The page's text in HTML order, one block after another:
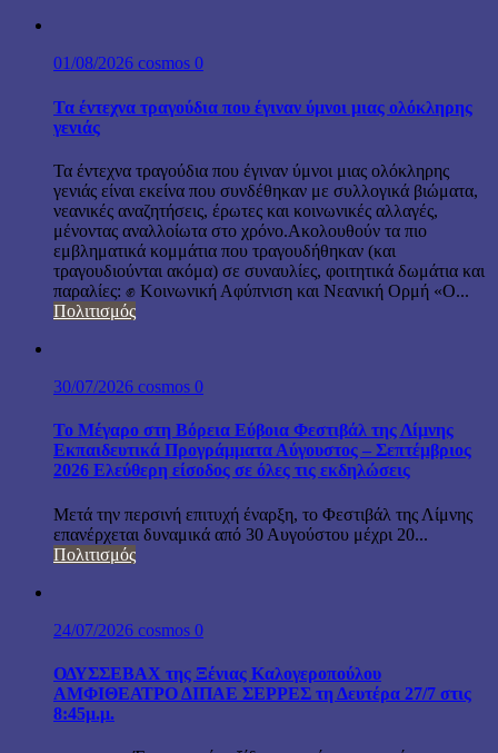
01/08/2026 cosmos 0
Τα έντεχνα τραγούδια που έγιναν ύμνοι μιας ολόκληρης
γενιάς
Τα έντεχνα τραγούδια που έγιναν ύμνοι μιας ολόκληρης
γενιάς είναι εκείνα που συνδέθηκαν με συλλογικά βιώματα,
νεανικές αναζητήσεις, έρωτες και κοινωνικές αλλαγές,
μένοντας αναλλοίωτα στο χρόνο.Ακολουθούν τα πιο
εμβληματικά κομμάτια που τραγουδήθηκαν (και
τραγουδιούνται ακόμα) σε συναυλίες, φοιτητικά δωμάτια και
παραλίες: ✊ Κοινωνική Αφύπνιση και Νεανική Ορμή «Ο...
Πολιτισμός
30/07/2026 cosmos 0
Το Μέγαρο στη Βόρεια Εύβοια Φεστιβάλ της Λίμνης
Εκπαιδευτικά Προγράμματα Αύγουστος – Σεπτέμβριος
2026 Ελεύθερη είσοδος σε όλες τις εκδηλώσεις
Μετά την περσινή επιτυχή έναρξη, το Φεστιβάλ της Λίμνης
επανέρχεται δυναμικά από 30 Αυγούστου μέχρι 20...
Πολιτισμός
24/07/2026 cosmos 0
ΟΔΥΣΣΕΒΑΧ της Ξένιας Καλογεροπούλου
ΑΜΦΙΘΕΑΤΡΟ ΔΙΠΑΕ ΣΕΡΡΕΣ τη Δευτέρα 27/7 στις
8:45μ.μ.